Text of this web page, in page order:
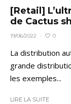
[Retail]
de Cactus
19/06/2022 · 0
La distribution
grande
les exemples...
LIRE LA SUITE